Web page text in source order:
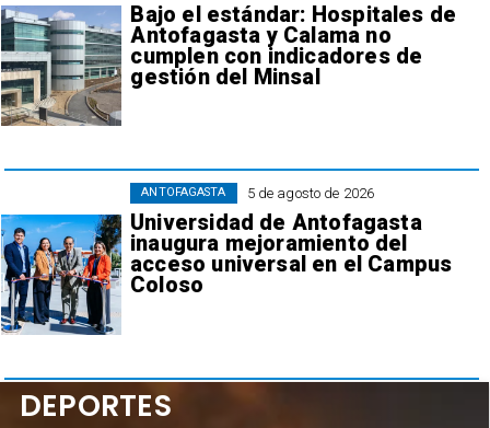
Bajo el estándar: Hospitales de
Antofagasta y Calama no
cumplen con indicadores de
gestión del Minsal
5 de agosto de 2026
Universidad de Antofagasta
inaugura mejoramiento del
acceso universal en el Campus
Coloso
ANTOFAGASTA
DEPORTES